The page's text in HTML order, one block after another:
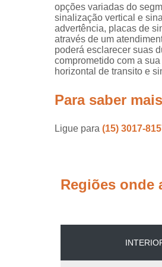
opções variadas do
sinalização vertical e
advertência, placas de
através de um
poderá esclarecer suas
comprometido com a
horizontal de transito e
Para saber
Ligue para (15) 3017-
Regiões onde